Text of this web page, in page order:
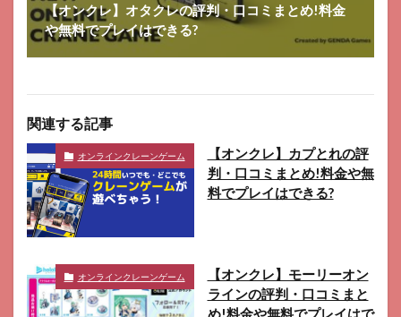
【オンクレ】オタクレの評判・口コミまとめ!料金
や無料でプレイはできる?
関連する記事
オンラインクレーンゲーム
【オンクレ】カプとれの評
判・口コミまとめ!料金や無
料でプレイはできる?
オンラインクレーンゲーム
【オンクレ】モーリーオン
ラインの評判・口コミまと
め!料金や無料でプレイはで